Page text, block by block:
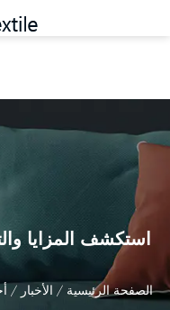
استكشف المزايا
الصفحة الرئيسية / الأخبار /